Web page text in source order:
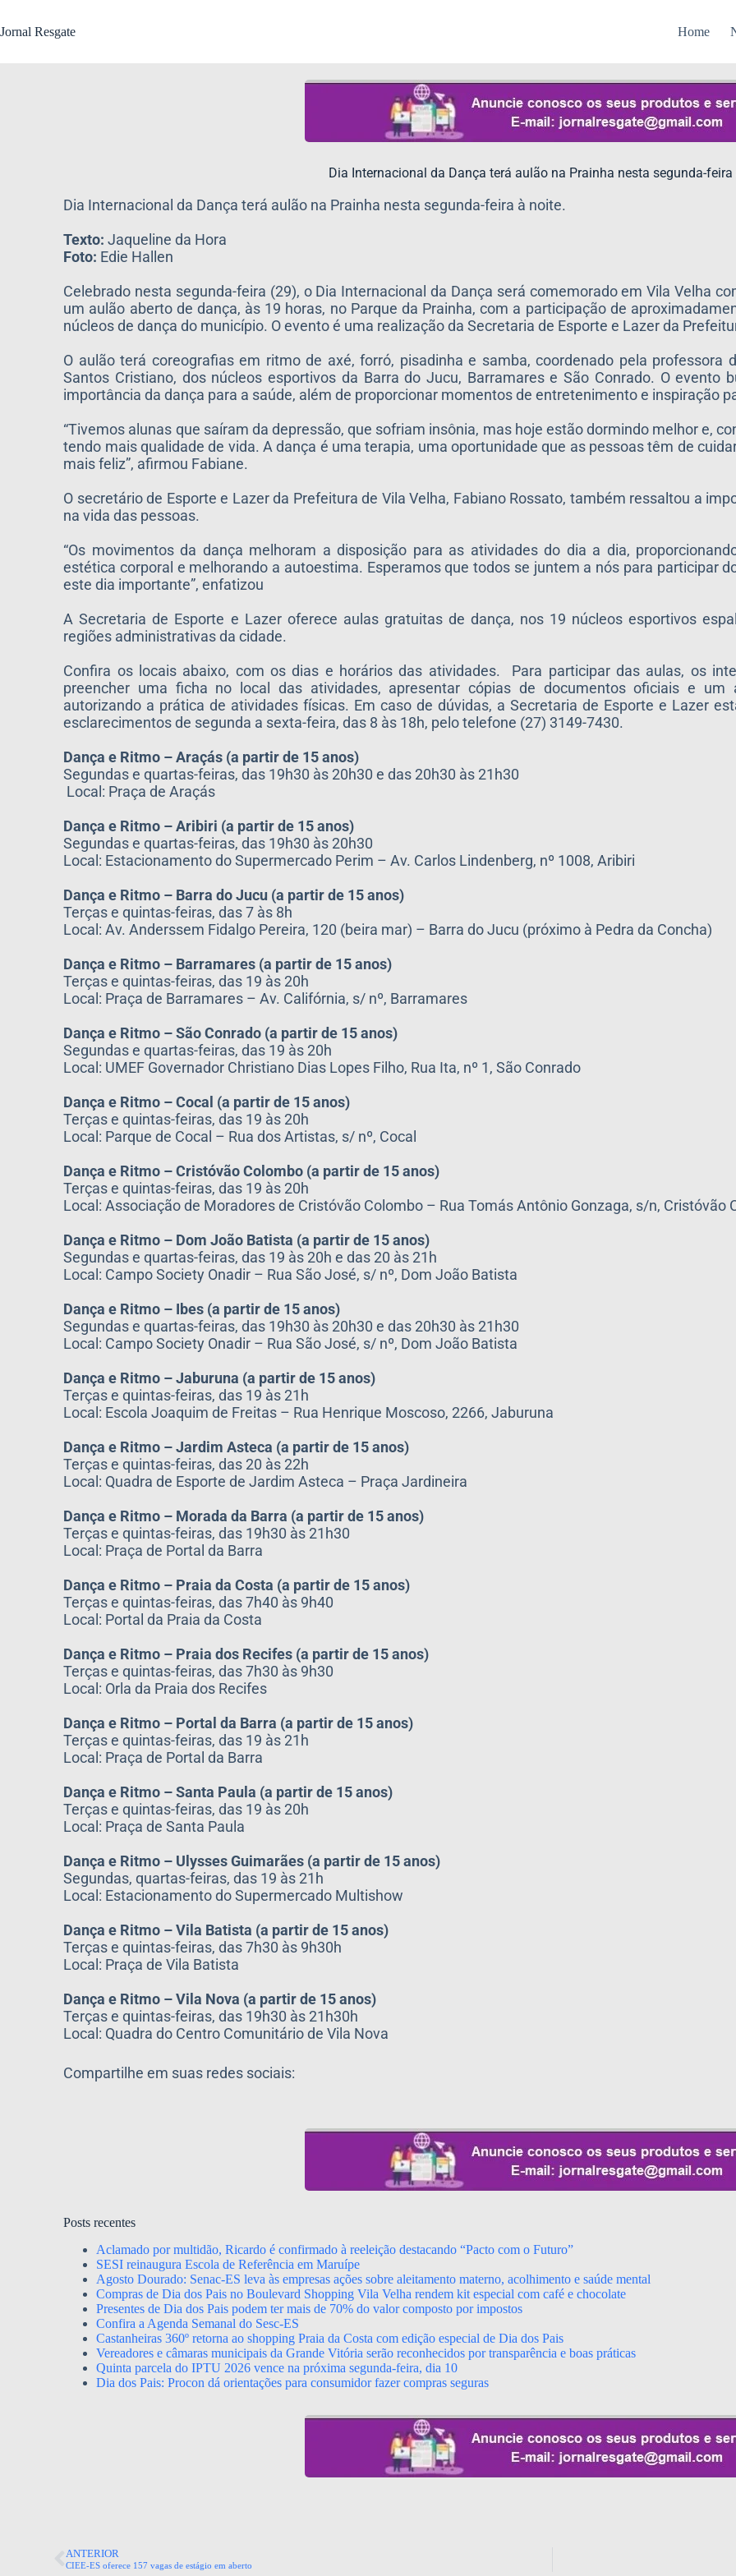
Jornal Resgate Home
​Dia Internacional da Dança terá aulão na Prainha nesta segunda-
Dia Internacional da Dança terá aulão na Prainha nesta segunda-feira à noite.
Texto:Jaqueline da Hora
Foto: Edie Hallen
Celebrado nesta segunda-feira (29), o Dia Internacional da Dança será comemorado em Vila Velha
um aulão aberto de dança, às 19 horas, no Parque da Prainha, com a participação de
núcleos de dança do município. O evento é uma realização da Secretaria de Esporte e Lazer da
O aulão terá coreografias em ritmo de axé, forró, pisadinha e samba, coordenado pela professora
Santos Cristiano, dos núcleos esportivos da Barra do Jucu, Barramares e São Conrado. O evento
importância da dança para a saúde, além de proporcionar momentos de entretenimento e inspiração
“Tivemos alunas que saíram da depressão, que sofriam insônia, mas hoje estão dormindo melhor e,
tendo mais qualidade de vida. A dança é uma terapia, uma oportunidade que as pessoas têm de
mais feliz”, afirmou Fabiane.
O secretário de Esporte e Lazer da Prefeitura de Vila Velha, Fabiano Rossato, também ressaltou a
na vida das pessoas.
“Os movimentos da dança melhoram a disposição para as atividades do dia a dia,
estética corporal e melhorando a autoestima. Esperamos que todos se juntem a nós para participar
este dia importante”, enfatizou
A Secretaria de Esporte e Lazer oferece aulas gratuitas de dança, nos 19 núcleos esportivos
regiões administrativas da cidade.
Confira os locais abaixo, com os dias e horários das atividades. Para participar das aulas, os
preencher uma ficha no local das atividades, apresentar cópias de documentos oficiais e um
autorizando a prática de atividades físicas. Em caso de dúvidas, a Secretaria de Esporte e Lazer
esclarecimentos de segunda a sexta-feira, das 8 às 18h, pelo telefone (27) 3149-7430.
Dança e Ritmo – Araçás (a partir de 15 anos)
Segundas e quartas-feiras, das 19h30 às 20h30 e das 20h30 às 21h30
Local: Praça de Araçás
Dança e Ritmo – Aribiri (a partir de 15 anos)
Segundas e quartas-feiras, das 19h30 às 20h30
Local: Estacionamento do Supermercado Perim – Av. Carlos Lindenberg, nº 1008, Aribiri
Dança e Ritmo – Barra do Jucu (a partir de 15 anos)
Terças e quintas-feiras, das 7 às 8h
Local: Av. Anderssem Fidalgo Pereira, 120 (beira mar) – Barra do Jucu (próximo à Pedra da Concha)
Dança e Ritmo – Barramares (a partir de 15 anos)
Terças e quintas-feiras, das 19 às 20h
Local: Praça de Barramares – Av. Califórnia, s/ nº, Barramares
Dança e Ritmo – São Conrado (a partir de 15 anos)
Segundas e quartas-feiras, das 19 às 20h
Local: UMEF Governador Christiano Dias Lopes Filho, Rua Ita, nº 1, São Conrado
Dança e Ritmo – Cocal (a partir de 15 anos)
Terças e quintas-feiras, das 19 às 20h
Local: Parque de Cocal – Rua dos Artistas, s/ nº, Cocal
Dança e Ritmo – Cristóvão Colombo (a partir de 15 anos)
Terças e quintas-feiras, das 19 às 20h
Local: Associação de Moradores de Cristóvão Colombo – Rua Tomás Antônio Gonzaga, s/n, Cristóvão
Dança e Ritmo – Dom João Batista (a partir de 15 anos)
Segundas e quartas-feiras, das 19 às 20h e das 20 às 21h
Local: Campo Society Onadir – Rua São José, s/ nº, Dom João Batista
Dança e Ritmo – Ibes (a partir de 15 anos)
Segundas e quartas-feiras, das 19h30 às 20h30 e das 20h30 às 21h30
Local: Campo Society Onadir – Rua São José, s/ nº, Dom João Batista
Dança e Ritmo – Jaburuna (a partir de 15 anos)
Terças e quintas-feiras, das 19 às 21h
Local: Escola Joaquim de Freitas – Rua Henrique Moscoso, 2266, Jaburuna
Dança e Ritmo – Jardim Asteca (a partir de 15 anos)
Terças e quintas-feiras, das 20 às 22h
Local: Quadra de Esporte de Jardim Asteca – Praça Jardineira
Dança e Ritmo – Morada da Barra (a partir de 15 anos)
Terças e quintas-feiras, das 19h30 às 21h30
Local: Praça de Portal da Barra
Dança e Ritmo – Praia da Costa (a partir de 15 anos)
Terças e quintas-feiras, das 7h40 às 9h40
Local: Portal da Praia da Costa
Dança e Ritmo – Praia dos Recifes (a partir de 15 anos)
Terças e quintas-feiras, das 7h30 às 9h30
Local: Orla da Praia dos Recifes
Dança e Ritmo – Portal da Barra (a partir de 15 anos)
Terças e quintas-feiras, das 19 às 21h
Local: Praça de Portal da Barra
Dança e Ritmo – Santa Paula (a partir de 15 anos)
Terças e quintas-feiras, das 19 às 20h
Local: Praça de Santa Paula
Dança e Ritmo – Ulysses Guimarães (a partir de 15 anos)
Segundas, quartas-feiras, das 19 às 21h
Local: Estacionamento do Supermercado Multishow
Dança e Ritmo – Vila Batista (a partir de 15 anos)
Terças e quintas-feiras, das 7h30 às 9h30h
Local: Praça de Vila Batista
Dança e Ritmo – Vila Nova (a partir de 15 anos)
Terças e quintas-feiras, das 19h30 às 21h30h
Local: Quadra do Centro Comunitário de Vila Nova
Compartilhe em suas redes sociais:
Posts recentes
Aclamado por multidão, Ricardo é confirmado à reeleição destacando “Pacto com o Futuro”
SESI reinaugura Escola de Referência em Maruípe
Agosto Dourado: Senac-ES leva às empresas ações sobre aleitamento materno, acolhimento e saúde mental
Compras de Dia dos Pais no Boulevard Shopping Vila Velha rendem kit especial com café e chocolate
Presentes de Dia dos Pais podem ter mais de 70% do valor composto por impostos
Confira a Agenda Semanal do Sesc-ES
Castanheiras 360º retorna ao shopping Praia da Costa com edição especial de Dia dos Pais
Vereadores e câmaras municipais da Grande Vitória serão reconhecidos por transparência e boas práticas
Quinta parcela do IPTU 2026 vence na próxima segunda-feira, dia 10
Dia dos Pais: Procon dá orientações para consumidor fazer compras seguras
ANTERIOR
CIEE-ES oferece 157 vagas de estágio em aberto